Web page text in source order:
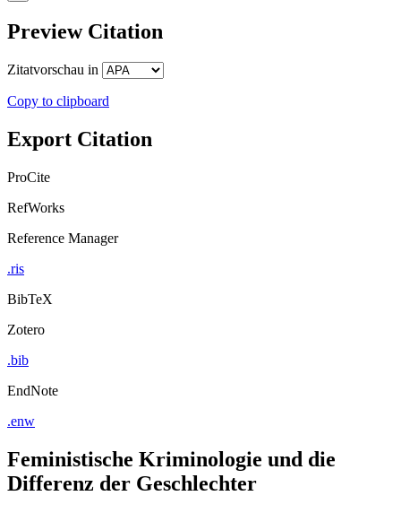
Preview Citation
Zitatvorschau in
Copy to clipboard
Export Citation
ProCite
RefWorks
Reference Manager
.ris
BibTeX
Zotero
.bib
EndNote
.enw
Feministische Kriminologie und die
Differenz der Geschlechter